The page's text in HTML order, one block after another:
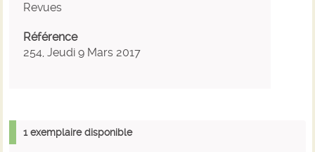
Revues
Référence
254, Jeudi 9 Mars 2017
1 exemplaire disponible